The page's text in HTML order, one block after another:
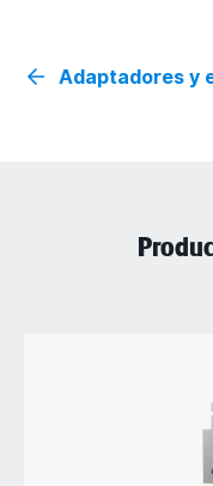
Adaptadores y